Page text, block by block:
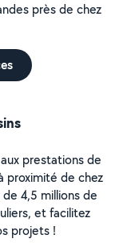
près de chez
prestations de
proximité de chez
4,5 millions de
et facilitez
projets !